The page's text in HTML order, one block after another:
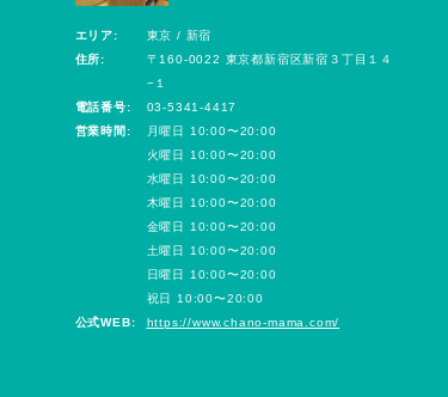
エリア:
東京 / 新宿
住所:
〒160-0022 東京都新宿区新宿３丁目１４
−１
電話番号:
03-5341-4417
営業時間:
月曜日 10:00〜20:00
火曜日 10:00〜20:00
水曜日 10:00〜20:00
木曜日 10:00〜20:00
金曜日 10:00〜20:00
土曜日 10:00〜20:00
日曜日 10:00〜20:00
祝日 10:00〜20:00
公式WEB:
https://www.chano-mama.com/